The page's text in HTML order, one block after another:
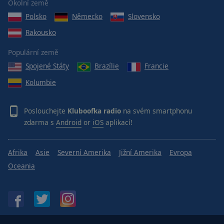
Okolní země
Polsko
Německo
Slovensko
Rakousko
Populární země
Spojené Státy
Brazílie
Francie
Kolumbie
Poslouchejte Kluboofka radio na svém smartphonu
zdarma s Android or iOS aplikací!
Afrika Asie Severní Amerika Jižní Amerika
Evropa
Oceania